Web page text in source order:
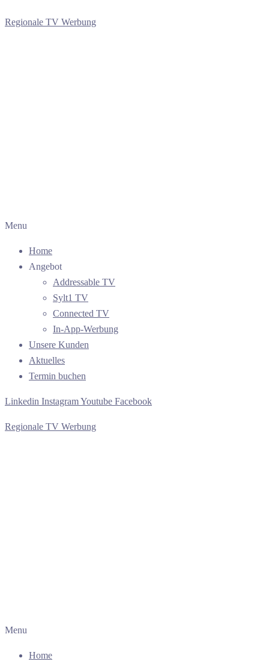
Regionale TV Werbung
Menu
Home
Angebot
Addressable TV
Sylt1 TV
Connected TV
In-App-Werbung
Unsere Kunden
Aktuelles
Termin buchen
Linkedin InstagramYoutube Facebook
Regionale TV Werbung
Menu
Home